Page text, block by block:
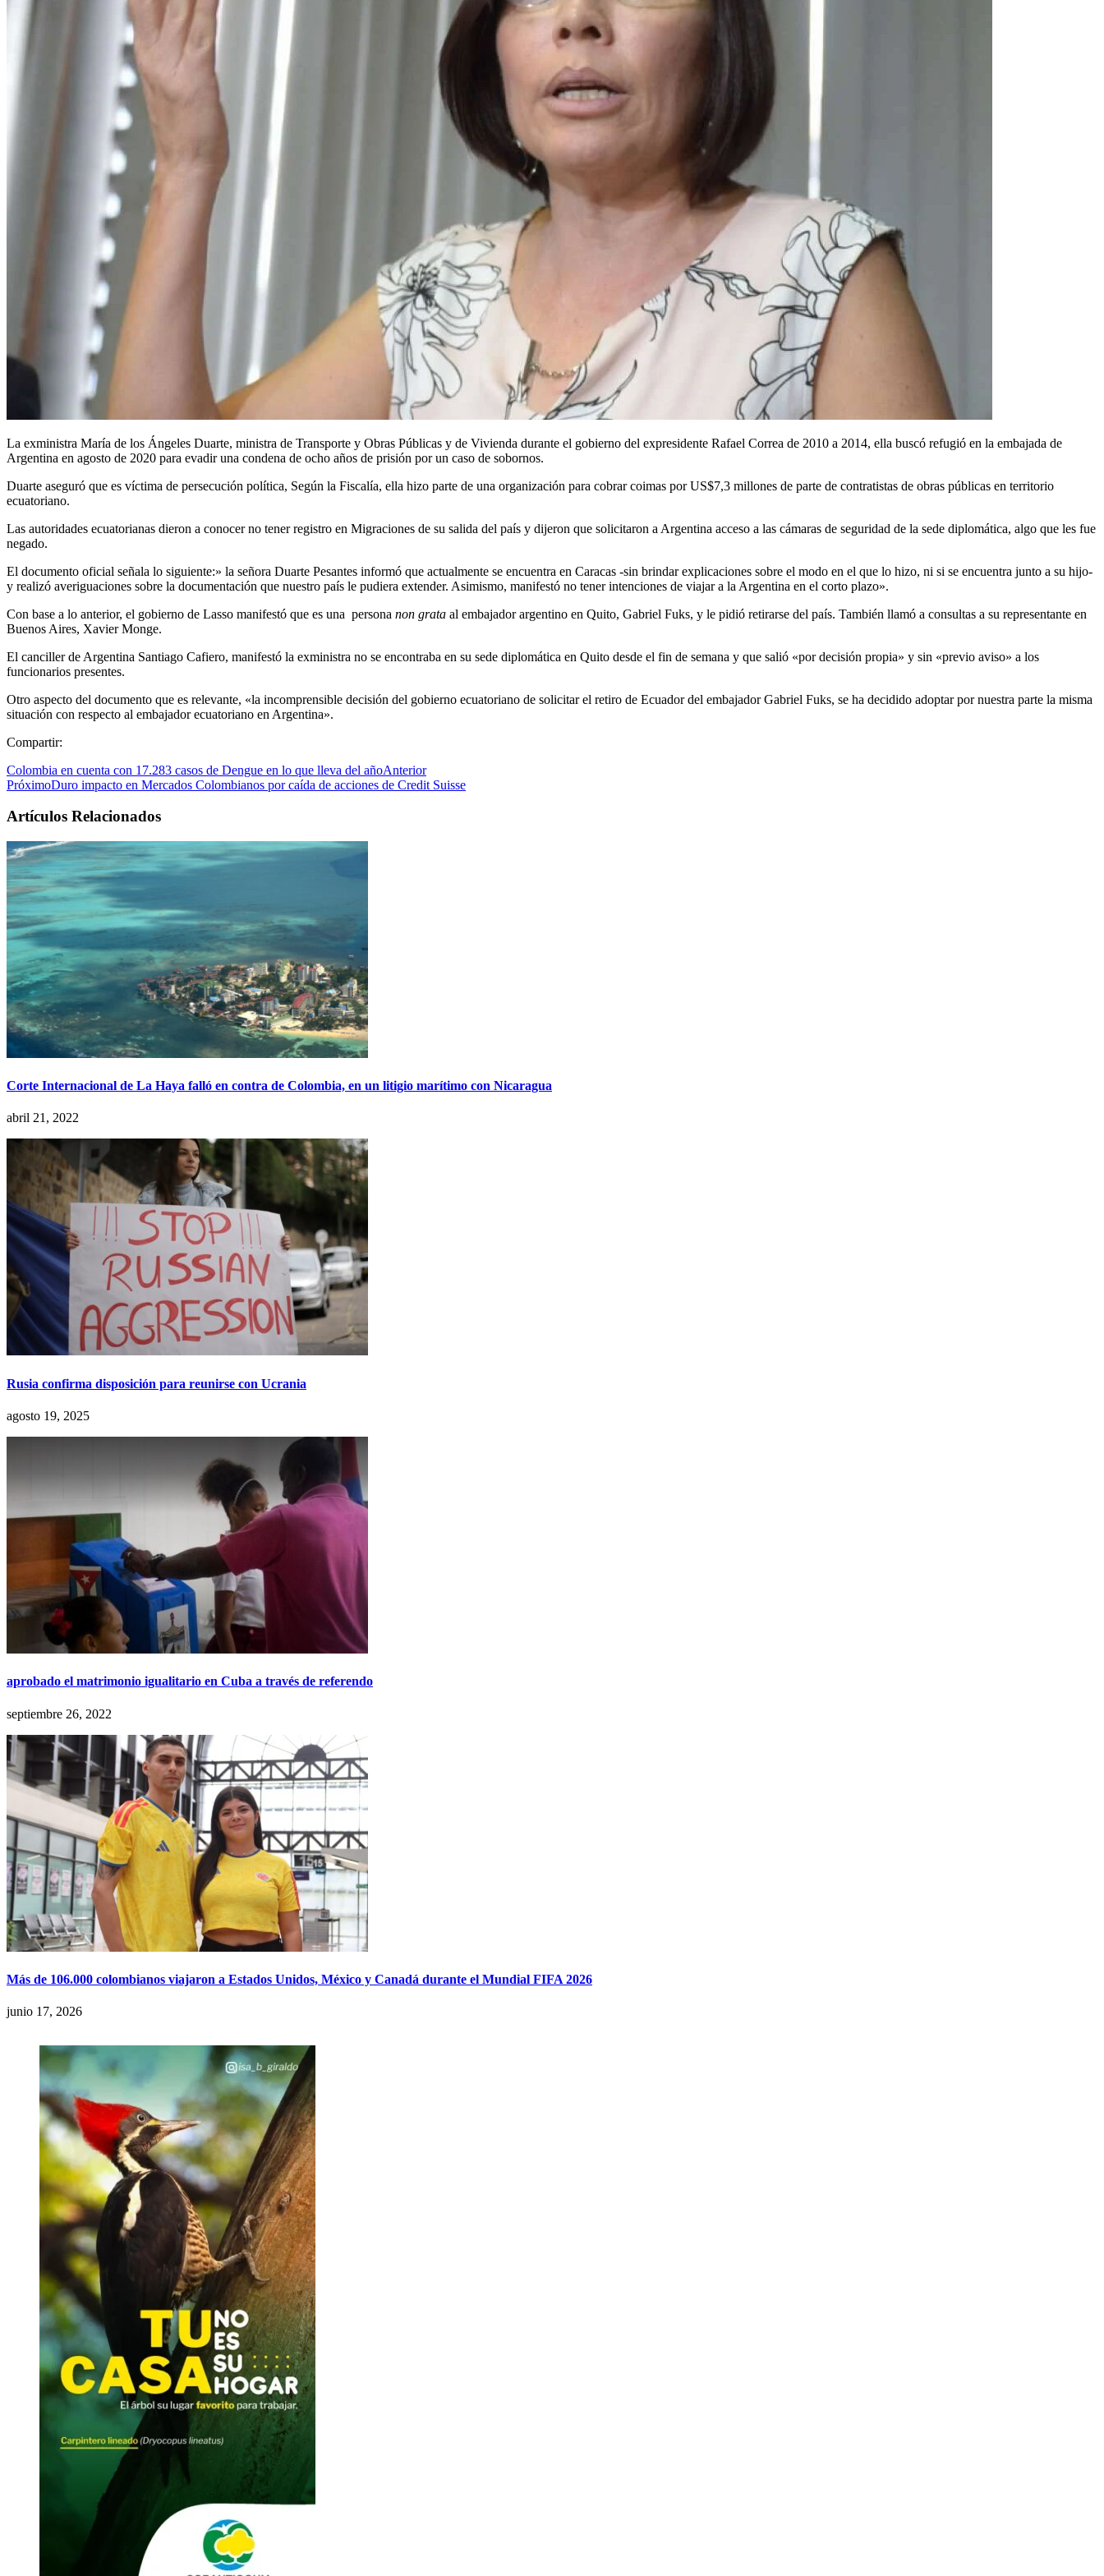
La exministra María de los Ángeles Duarte, ministra de Transporte y Obras Públicas y de Vivienda durante el gobierno del expresidente Rafael Correa de 2010 a 2014, ella buscó refugió en la embajada de
Argentina en agosto de 2020 para evadir una condena de ocho años de prisión por un caso de sobornos.
Duarte aseguró que es víctima de persecución política, Según la Fiscalía, ella hizo parte de una organización para cobrar coimas por US$7,3 millones de parte de contratistas de obras públicas en territorio
ecuatoriano.
Las autoridades ecuatorianas dieron a conocer no tener registro en Migraciones de su salida del país y dijeron que solicitaron a Argentina acceso a las cámaras de seguridad de la sede diplomática, algo que les fue
negado.
El documento oficial señala lo siguiente:» la señora Duarte Pesantes informó que actualmente se encuentra en Caracas -sin brindar explicaciones sobre el modo en el que lo hizo, ni si se encuentra junto a su hijo-
y realizó averiguaciones sobre la documentación que nuestro país le pudiera extender. Asimismo, manifestó no tener intenciones de viajar a la Argentina en el corto plazo».
Con base a lo anterior, el gobierno de Lasso manifestó que es una persona non grata al embajador argentino en Quito, Gabriel Fuks, y le pidió retirarse del país. También llamó a consultas a su representante en
Buenos Aires, Xavier Monge.
El canciller de Argentina Santiago Cafiero, manifestó la exministra no se encontraba en su sede diplomática en Quito desde el fin de semana y que salió «por decisión propia» y sin «previo aviso» a los
funcionarios presentes.
Otro aspecto del documento que es relevante, «la incomprensible decisión del gobierno ecuatoriano de solicitar el retiro de Ecuador del embajador Gabriel Fuks, se ha decidido adoptar por nuestra parte la misma
situación con respecto al embajador ecuatoriano en Argentina».
Compartir:
Colombia en cuenta con 17.283 casos de Dengue en lo que lleva del añoAnterior
PróximoDuro impacto en Mercados Colombianos por caída de acciones de Credit Suisse
Artículos Relacionados
Corte Internacional de La Haya falló en contra de Colombia, en un litigio marítimo con Nicaragua
abril 21, 2022
Rusia confirma disposición para reunirse con Ucrania
agosto 19, 2025
aprobado el matrimonio igualitario en Cuba a través de referendo
septiembre 26, 2022
Más de 106.000 colombianos viajaron a Estados Unidos, México y Canadá durante el Mundial FIFA 2026
junio 17, 2026